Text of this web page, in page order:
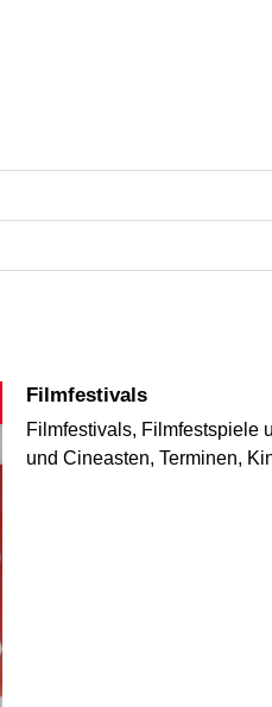
Filmfestivals
Filmfestivals, Filmfestspiele
und Cineasten, Terminen,